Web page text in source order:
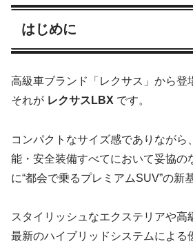
はじめに
高級車ブランド「レクサス」から登
それが レクサスLBX です。
コンパクトなサイズ感でありながら
能・安全装備すべてにおいて妥協の
に“都会で乗るプレミアムSUV”の新
スタイリッシュなエクステリアや高
最新のハイブリッドシステムによる